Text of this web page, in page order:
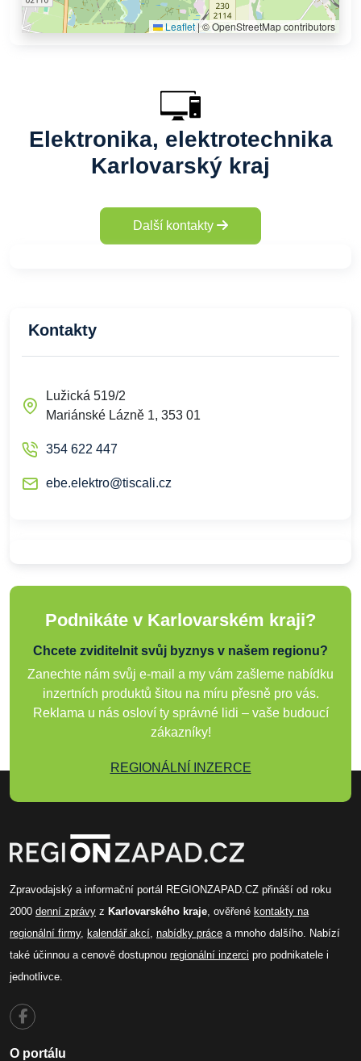
Leaflet|© OpenStreetMap contributors
Elektronika, elektrotechnika
Karlovarský kraj
Další kontakty
Kontakty
Lužická 519/2
Mariánské Lázně 1, 353 01
354 622 447
ebe.elektro@tiscali.cz
Podnikáte v Karlovarském kraji?
Chcete zviditelnit svůj byznys v našem regionu?
Zanechte nám svůj e-mail a my vám zašleme nabídku
inzertních produktů šitou na míru přesně pro vás.
Reklama u nás osloví ty správné lidi – vaše budoucí
zákazníky!
REGIONÁLNÍ INZERCE
Zpravodajský a informační portál REGIONZAPAD.CZ přináší od roku
2000 denní zprávy z Karlovarského kraje, ověřené kontakty na
regionální firmy, kalendář akcí, nabídky práce a mnoho dalšího. Nabízí
také účinnou a cenově dostupnou regionální inzerci pro podnikatele i
jednotlivce.
O portálu